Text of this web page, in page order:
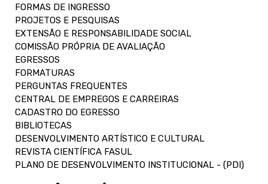
FORMAS DE INGRESSO
PROJETOS E PESQUISAS
EXTENSÃO E RESPONSABILIDADE SOCIAL
COMISSÃO PRÓPRIA DE AVALIAÇÃO
EGRESSOS
FORMATURAS
PERGUNTAS FREQUENTES
CENTRAL DE EMPREGOS E CARREIRAS
CADASTRO DO EGRESSO
BIBLIOTECAS
DESENVOLVIMENTO ARTÍSTICO E CULTURAL
REVISTA CIENTÍFICA FASUL
PLANO DE DESENVOLVIMENTO INSTITUCIONAL - (PDI)